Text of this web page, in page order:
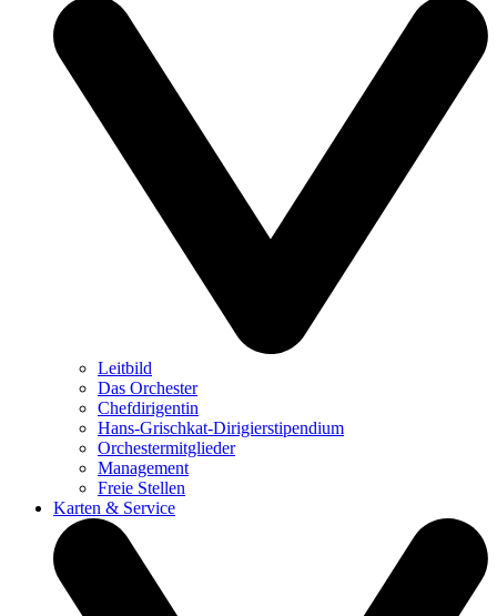
Leitbild
Das Orchester
Chefdirigentin
Hans-Grischkat-Dirigierstipendium
Orchestermitglieder
Management
Freie Stellen
Karten & Service